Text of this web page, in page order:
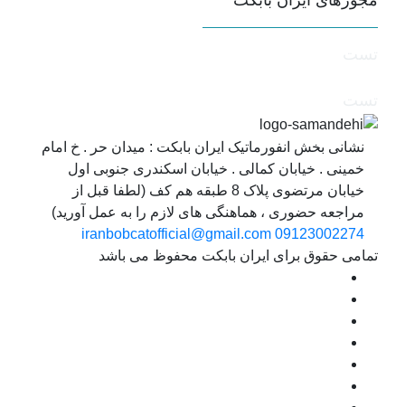
نشانی بخش انفورماتیک ایران بابکت : میدان حر . خ امام
خمینی . خیابان کمالی . خیابان اسکندری جنوبی اول
خیابان مرتضوی پلاک 8 طبقه هم کف (لطفا قبل از
مراجعه حضوری ، هماهنگی های لازم را به عمل آورید)
09123002274
iranbobcatofficial@gmail.com
حقوق برای ایران بابکت محفوظ می باشد